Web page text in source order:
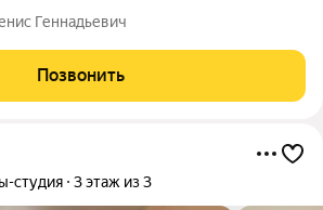
Это не просто недвижимость, а
жизнь или успешный бизнес.
вторым уровнем
Геннадьевич
Позвонить
студия 3 этаж из 3